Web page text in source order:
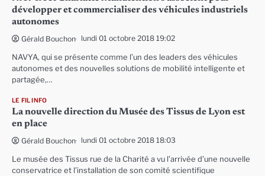
développer et commercialiser des véhicules industriels
autonomes
Gérald Bouchon lundi 01 octobre 2018 19:02
NAVYA, qui se présente comme l’un des leaders des véhicules
autonomes et des nouvelles solutions de mobilité intelligente et
partagée,…
LE FIL INFO
La nouvelle direction du Musée des Tissus de Lyon est
en place
Gérald Bouchon lundi 01 octobre 2018 18:03
Le musée des Tissus rue de la Charité a vu l’arrivée d’une nouvelle
conservatrice et l’installation de son comité scientifique